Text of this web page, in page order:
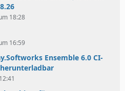
18:28
16:59
Ensemble 6.0 CI-